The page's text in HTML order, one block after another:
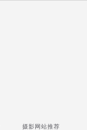
摄影网站推荐